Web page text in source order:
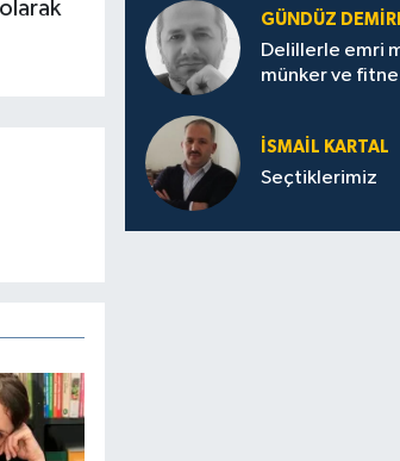
GÜNDÜZ
Delillerle emri
münker ve fitne
İSMAIL KARTAL
Seçtiklerimiz